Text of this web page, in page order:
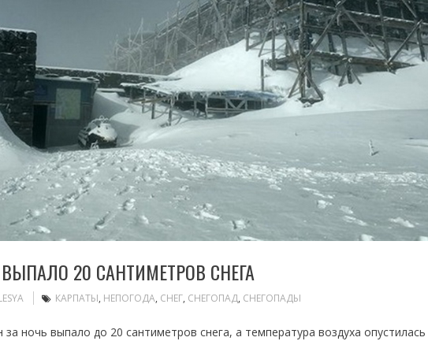
20 САНТИМЕТРОВ СНЕГА
КАРПАТЫ, НЕПОГОДА, СНЕГ, СНЕГОПАД, СНЕГОПАДЫ
ночь выпало до 20 сантиметров снега, а температура воздуха опустилась